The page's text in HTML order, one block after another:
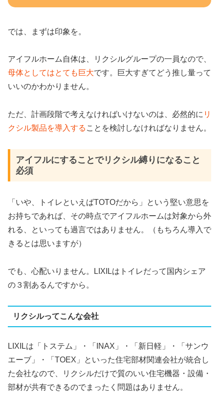
では、まずは印象を。
アイフルホーム自体は、リクシルグループの一員なので、
母体としてはとても巨大です。巨大すぎてどう推し量って
いいのかわかりません。
ただ、計画段階で考えなければいけないのは、必然的に リ
クシル製品を導入する ことを検討しなければなりません。
アイフルにすることでリクシル縛りになること
必須
「いや、トイレといえばTOTOだから」という堅い意思を
お持ちであれば、その時点でアイフルホームは対象から外
れる、といっても過言ではありません。（もちろん導入で
きるとは思いますが）
でも、心配いりません。LIXILはトイレだって国内シェア
の３割あるんですから。
リクシルってこんな会社
LIXILは「トステム」・「INAX」・「新日軽」・「サンウ
エーブ」・「TOEX」といった住宅部材関連会社が統合し
た会社なので、リクシルだけで質のいい住宅機器・設備・
部材が共有できるのでまったく問題はありません。